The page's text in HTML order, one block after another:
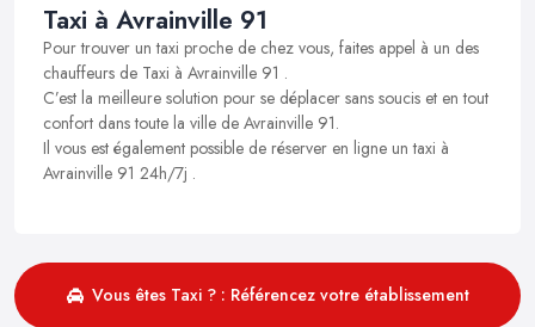
Taxi à Avrainville 91
Pour trouver un taxi proche de chez vous, faites appel à un des
chauffeurs de Taxi à Avrainville 91 .
C’est la meilleure solution pour se déplacer sans soucis et en tout
confort dans toute la ville de Avrainville 91.
Il vous est également possible de réserver en ligne un taxi à
Avrainville 91 24h/7j .
Vous êtes Taxi ? : Référencez votre établissement